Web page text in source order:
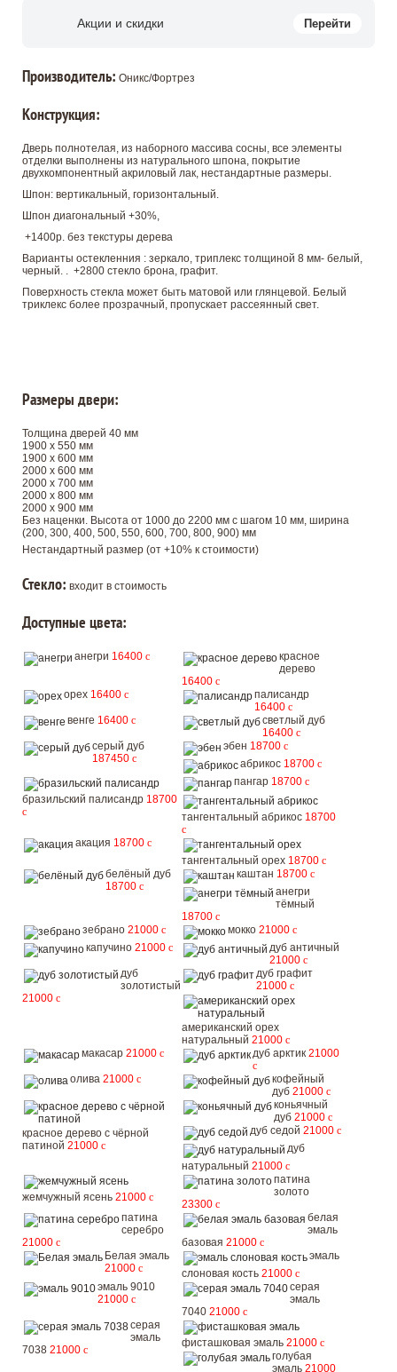
Акции и скидки Перейти
Производитель: Оникс/Фортрез
Конструкция:
Дверь полнотелая, из наборного массива сосны, все элементы
отделки выполнены из натурального шпона, покрытие
двухкомпонентный акриловый лак, нестандартные размеры.
Шпон: вертикальный, горизонтальный.
Шпон диагональный +30%,
+1400р. без текстуры дерева
Варианты остекленния : зеркало, триплекс толщиной 8 мм- белый,
черный. . +2800 стекло брона, графит.
Поверхность стекла может быть матовой или глянцевой. Белый
триклекс более прозрачный, пропускает рассеянный свет.
Размеры двери:
Толщина дверей 40 мм
1900 х 550 мм
1900 х 600 мм
2000 х 600 мм
2000 х 700 мм
2000 х 800 мм
2000 х 900 мм
Без наценки. Высота от 1000 до 2200 мм с шагом 10 мм, ширина
(200, 300, 400, 500, 550, 600, 700, 800, 900) мм
Нестандартный размер (от +10% к стоимости)
Стекло: входит в стоимость
Доступные цвета:
анегри 16400 c
красное
дерево
16400 c
орех 16400 c
палисандр
16400 c
венге 16400 c
светлый дуб
16400 c
серый дуб
187450 c
эбен 18700 c
абрикос 18700 c
бразильский палисандр 18700
c
пангар 18700 c
тангентальный абрикос 18700
c
акация 18700 c
тангентальный орех 18700 c
белёный дуб
18700 c
каштан 18700 c
анегри
тёмный
18700 c
зебрано 21000 c мокко 21000 c
капучино 21000 c
дуб античный
21000 c
дуб
золотистый
21000 c
дуб графит
21000 c
американский орех
натуральный 21000 c
макасар 21000 c дуб арктик 21000
c
олива 21000 c
кофейный
дуб 21000 c
красное дерево с чёрной
патиной 21000 c
коньячный
дуб 21000 c
дуб седой 21000 c
дуб
натуральный 21000 c
жемчужный ясень 21000 c
патина
золото
23300 c
патина
серебро
21000 c
белая
эмаль
базовая 21000 c
Белая эмаль
21000 c
эмаль
слоновая кость 21000 c
эмаль 9010
21000 c
серая
эмаль
7040 21000 c
серая
эмаль
7038 21000 c
фисташковая эмаль 21000 c
голубая
эмаль 21000